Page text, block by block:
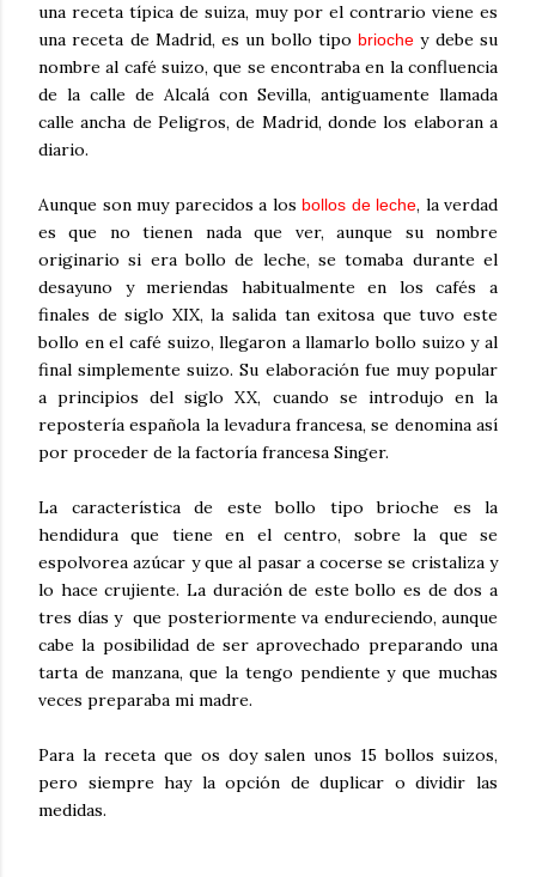
una receta típica de suiza, muy por el contrario viene es
una receta de Madrid, es un bollo tipo brioche y debe su
nombre al café suizo, que se encontraba en la confluencia
de la calle de Alcalá con Sevilla, antiguamente llamada
calle ancha de Peligros, de Madrid, donde los elaboran a
diario.
Aunque son muy parecidos a los bollos de leche, la verdad
es que no tienen nada que ver, aunque su nombre
originario si era bollo de leche, se tomaba durante el
desayuno y meriendas habitualmente en los cafés a
finales de siglo XIX, la salida tan exitosa que tuvo este
bollo en el café suizo, llegaron a llamarlo bollo suizo y al
final simplemente suizo. Su elaboración fue muy popular
a principios del siglo XX, cuando se introdujo en la
repostería española la levadura francesa, se denomina así
por proceder de la factoría francesa Singer.
La característica de este bollo tipo brioche es la
hendidura que tiene en el centro, sobre la que se
espolvorea azúcar y que al pasar a cocerse se cristaliza y
lo hace crujiente. La duración de este bollo es de dos a
tres días y que posteriormente va endureciendo, aunque
cabe la posibilidad de ser aprovechado preparando una
tarta de manzana, que la tengo pendiente y que muchas
veces preparaba mi madre.
Para la receta que os doy salen unos 15 bollos suizos,
pero siempre hay la opción de duplicar o dividir las
medidas.